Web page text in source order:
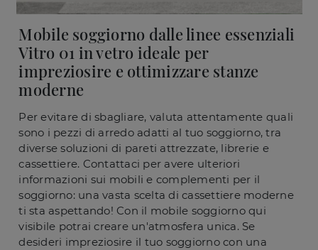
Mobile soggiorno dalle linee essenziali
Vitro 01 in vetro ideale per
impreziosire e ottimizzare stanze
moderne
Per evitare di sbagliare, valuta attentamente quali
sono i pezzi di arredo adatti al tuo soggiorno, tra
diverse soluzioni di pareti attrezzate, librerie e
cassettiere. Contattaci per avere ulteriori
informazioni sui mobili e complementi per il
soggiorno: una vasta scelta di cassettiere moderne
ti sta aspettando! Con il mobile soggiorno qui
visibile potrai creare un'atmosfera unica. Se
desideri impreziosire il tuo soggiorno con una